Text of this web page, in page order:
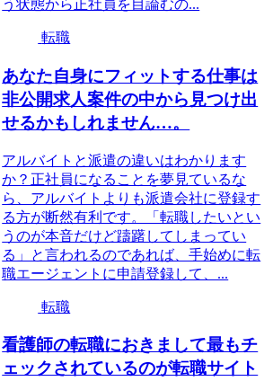
う状態から正社員を目論むの...
転職
あなた自身にフィットする仕事は
非公開求人案件の中から見つけ出
せるかもしれません…。
アルバイトと派遣の違いはわかります
か？正社員になることを夢見ているな
ら、アルバイトよりも派遣会社に登録す
る方が断然有利です。「転職したいとい
うのが本音だけど躊躇してしまってい
る」と言われるのであれば、手始めに転
職エージェントに申請登録して、...
転職
看護師の転職におきまして最もチ
ェックされているのが転職サイト